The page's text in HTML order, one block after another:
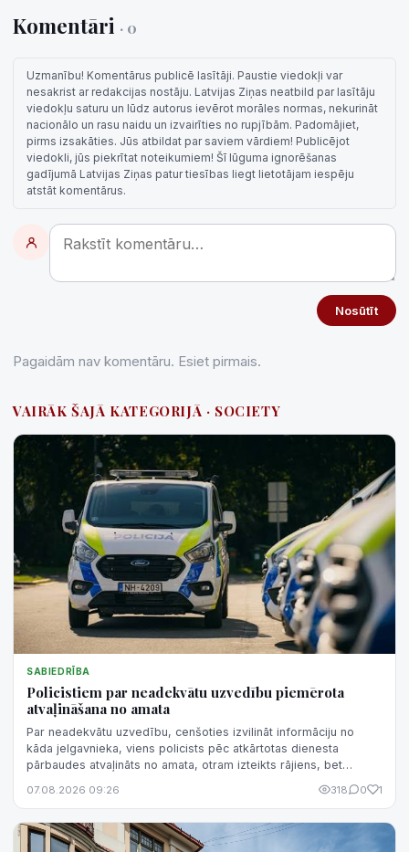
Komentāri · 0
Uzmanību! Komentārus publicē lasītāji. Paustie viedokļi var
nesakrist ar redakcijas nostāju. Latvijas Ziņas neatbild par lasītāju
viedokļu saturu un lūdz autorus ievērot morāles normas, nekurināt
nacionālo un rasu naidu un izvairīties no rupjībām. Padomājiet,
pirms izsakāties. Jūs atbildat par saviem vārdiem! Publicējot
viedokli, jūs piekrītat noteikumiem! Šī lūguma ignorēšanas
gadījumā Latvijas Ziņas patur tiesības liegt lietotājam iespēju
atstāt komentārus.
Nosūtīt
Pagaidām nav komentāru. Esiet pirmais.
VAIRĀK ŠAJĀ KATEGORIJĀ · SOCIETY
SABIEDRĪBA
Policistiem par neadekvātu uzvedību piemērota
atvaļināšana no amata
Par neadekvātu uzvedību, cenšoties izvilināt informāciju no
kāda jelgavnieka, viens policists pēc atkārtotas dienesta
pārbaudes atvaļināts no amata, otram izteikts rājiens, bet
07.08.2026 09:26 318 0 1